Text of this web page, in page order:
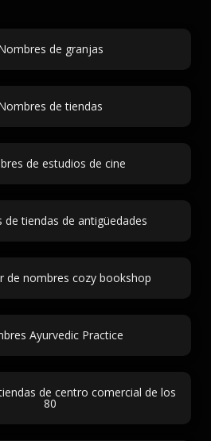
de granjas
de tiendas
de estudios de cine
de tiendas de antigüedades
de nombres cozy bookshop
Ayurvedic Practice
de centro comercial de los
80